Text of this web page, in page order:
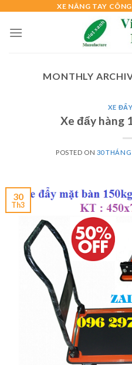
content
XE NÂNG TAY
MONTHLY
XE
Xe đẩy hàng
POSTED ON 30 THÁNG
30
Th3